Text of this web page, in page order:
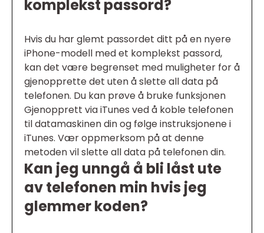
komplekst passord?
Hvis du har glemt passordet ditt på en nyere
iPhone-modell med et komplekst passord,
kan det være begrenset med muligheter for å
gjenopprette det uten å slette all data på
telefonen. Du kan prøve å bruke funksjonen
Gjenopprett via iTunes ved å koble telefonen
til datamaskinen din og følge instruksjonene i
iTunes. Vær oppmerksom på at denne
metoden vil slette all data på telefonen din.
Kan jeg unngå å bli låst ute
av telefonen min hvis jeg
glemmer koden?